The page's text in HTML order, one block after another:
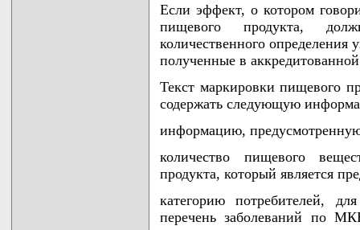
Если эффект, о котором
пищевого продукта,
количественного определения
полученные в
Текст маркировки пищевого
содержать следующую
информацию,
количество пищевого
продукта, который является
категорию потребителей,
перечень заболеваний по